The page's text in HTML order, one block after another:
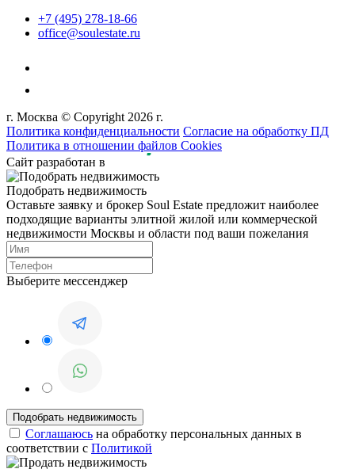
+7 (495) 278-18-66
office@soulestate.ru
г. Москва © Copyright 2026 г.
Политика конфиденциальности Согласие на обработку ПД
Политика в отношении файлов Cookies
Сайт разработан в
Подобрать недвижимость
Оставьте заявку и брокер Soul Estate предложит наиболее
подходящие варианты элитной жилой или коммерческой
недвижимости Москвы и области под ваши пожелания
Выберите мессенджер
Соглашаюсь на обработку персональных данных в
соответствии с Политикой